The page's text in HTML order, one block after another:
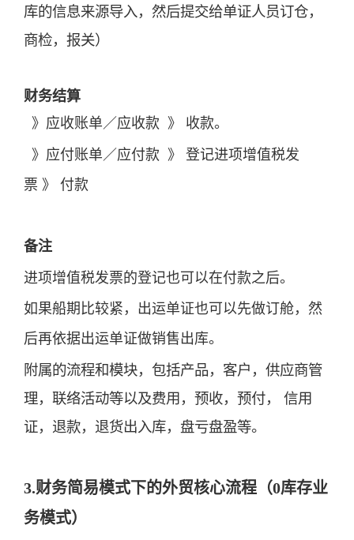
库的信息来源导入，然后提交给单证人员订仓，
商检，报关）
财务结算
》应收账单／应收款 》 收款。
》应付账单／应付款 》 登记进项增值税发
票 》 付款
备注
进项增值税发票的登记也可以在付款之后。
如果船期比较紧，出运单证也可以先做订舱，然
后再依据出运单证做销售出库。
附属的流程和模块，包括产品，客户，供应商管
理，联络活动等以及费用，预收，预付， 信用
证，退款，退货出入库，盘亏盘盈等。
3.财务简易模式下的外贸核心流程（0库存业
务模式）